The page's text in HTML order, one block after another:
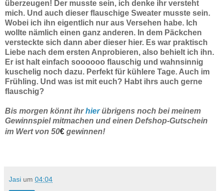
überzeugen! Der musste sein, ich denke ihr versteht
mich. Und auch dieser flauschige Sweater musste sein.
Wobei ich ihn eigentlich nur aus Versehen habe. Ich
wollte nämlich einen ganz anderen. In dem Päckchen
versteckte sich dann aber dieser hier. Es war praktisch
Liebe nach dem ersten Anprobieren, also behielt ich ihn.
Er ist halt einfach soooooo flauschig und wahnsinnig
kuschelig noch dazu. Perfekt für kühlere Tage. Auch im
Frühling. Und was ist mit euch? Habt ihrs auch gerne
flauschig?
Bis morgen könnt ihrhierübrigens noch bei meinem
Gewinnspiel mitmachen und einen Defshop-Gutschein
im Wert von 50€ gewinnen!
Jasi um 04:04